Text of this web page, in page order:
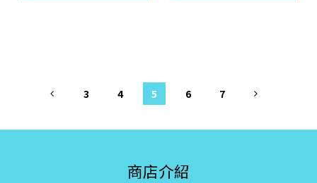
3 4 5 6 7
商店介紹